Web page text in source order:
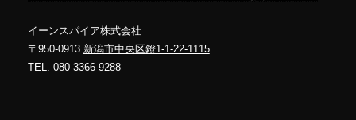
イーンスパイア株式会社
〒950-0913 新潟市中央区鐙1-1-22-1115
TEL. 080-3366-9288